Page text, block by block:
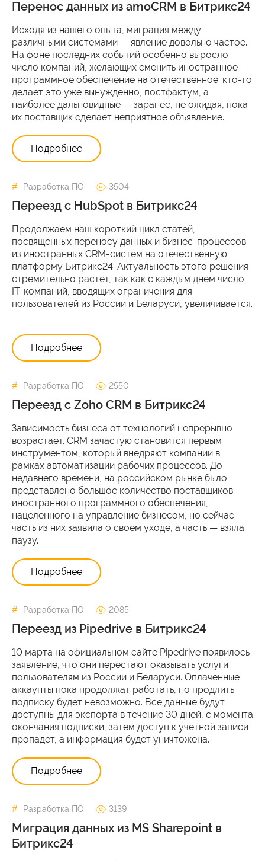
Перенос данных из amoCRM в Битрикс24
Исходя из нашего опыта, миграция между
различными системами — явление довольно частое.
На фоне последних событий особенно выросло
число компаний, желающих сменить иностранное
программное обеспечение на отечественное: кто-то
делает это уже вынужденно, постфактум, а
наиболее дальновидные — заранее, не ожидая, пока
их поставщик сделает неприятное объявление.
Подробнее
Разработка ПО 3504
Переезд с HubSpot в Битрикс24
Продолжаем наш короткий цикл статей,
посвященных переносу данных и бизнес-процессов
из иностранных CRM-систем на отечественную
платформу Битрикс24. Актуальность этого решения
стремительно растет, так как с каждым днем число
IT-компаний, вводящих ограничения для
пользователей из России и Беларуси, увеличивается.
Подробнее
Разработка ПО 2550
Переезд с Zoho CRM в Битрикс24
Зависимость бизнеса от технологий непрерывно
возрастает. CRM зачастую становится первым
инструментом, который внедряют компании в
рамках автоматизации рабочих процессов. До
недавнего времени, на российском рынке было
представлено большое количество поставщиков
иностранного программного обеспечения,
нацеленного на управление бизнесом, но сейчас
часть из них заявила о своем уходе, а часть — взяла
паузу.
Подробнее
Разработка ПО 2085
Переезд из Pipedrive в Битрикс24
10 марта на официальном сайте Pipedrive появилось
заявление, что они перестают оказывать услуги
пользователям из России и Беларуси. Оплаченные
аккаунты пока продолжат работать, но продлить
подписку будет невозможно. Все данные будут
доступны для экспорта в течение 30 дней, с момента
окончания подписки, затем доступ к учетной записи
пропадет, а информация будет уничтожена.
Подробнее
Разработка ПО 3139
Миграция данных из MS Sharepoint в
Битрикс24